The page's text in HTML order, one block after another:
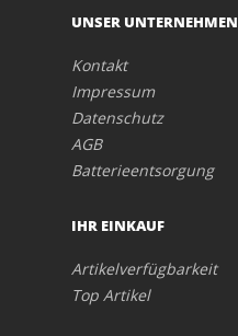
UNSER UNTERNEHMEN
Kontakt
Impressum
Datenschutz
AGB
Batterieentsorgung
IHR EINKAUF
Artikelverfügbarkeit
Top Artikel